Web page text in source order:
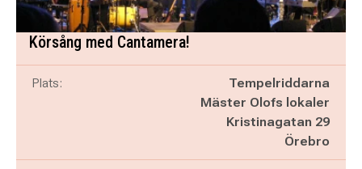
Körsång med Cantamera!
Plats:
Tempelriddarna
Mäster Olofs lokaler
Kristinagatan 29
Örebro